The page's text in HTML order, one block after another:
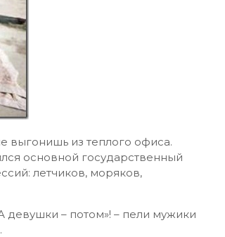
выгонишь из теплого офиса.
основной государственный
летчиков, моряков,
– потом»! – пели мужики